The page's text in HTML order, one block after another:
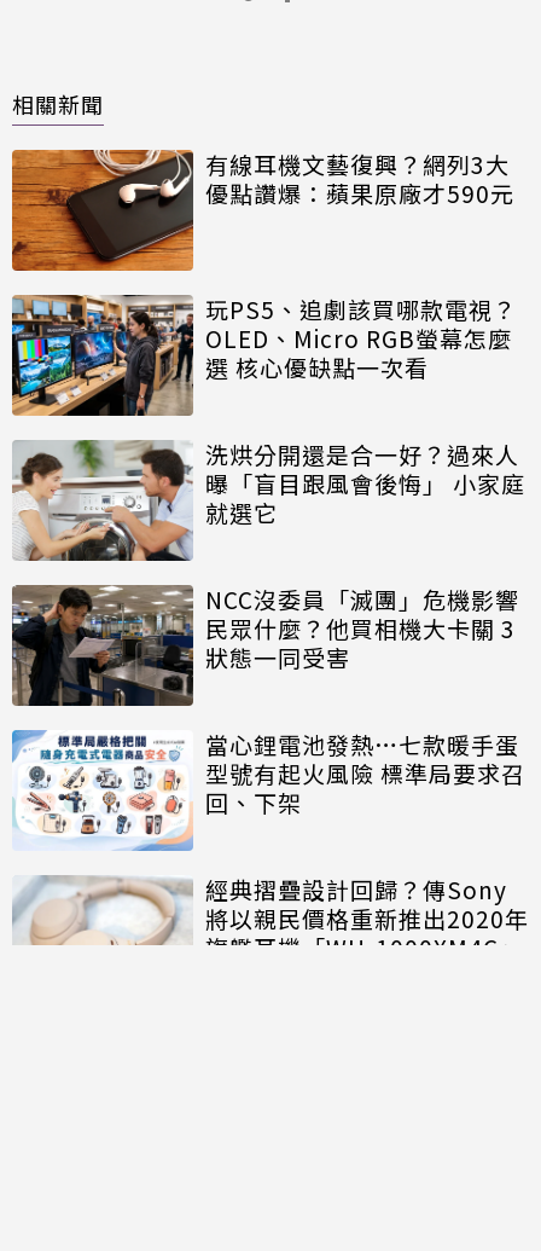
相關新聞
有線耳機文藝復興？網列3大
優點讚爆：蘋果原廠才590元
玩PS5、追劇該買哪款電視？
OLED、Micro RGB螢幕怎麼
選 核心優缺點一次看
洗烘分開還是合一好？過來人
曝「盲目跟風會後悔」 小家庭
就選它
NCC沒委員「滅團」危機影響
民眾什麼？他買相機大卡關 3
狀態一同受害
當心鋰電池發熱…七款暖手蛋
型號有起火風險 標準局要求召
回、下架
經典摺疊設計回歸？傳Sony
將以親民價格重新推出2020年
旗艦耳機「WH-1000XM4C」